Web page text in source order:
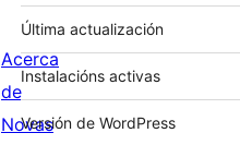
Última actualización
Instalacións activas
Versión de WordPress
Acerca
de
Novas